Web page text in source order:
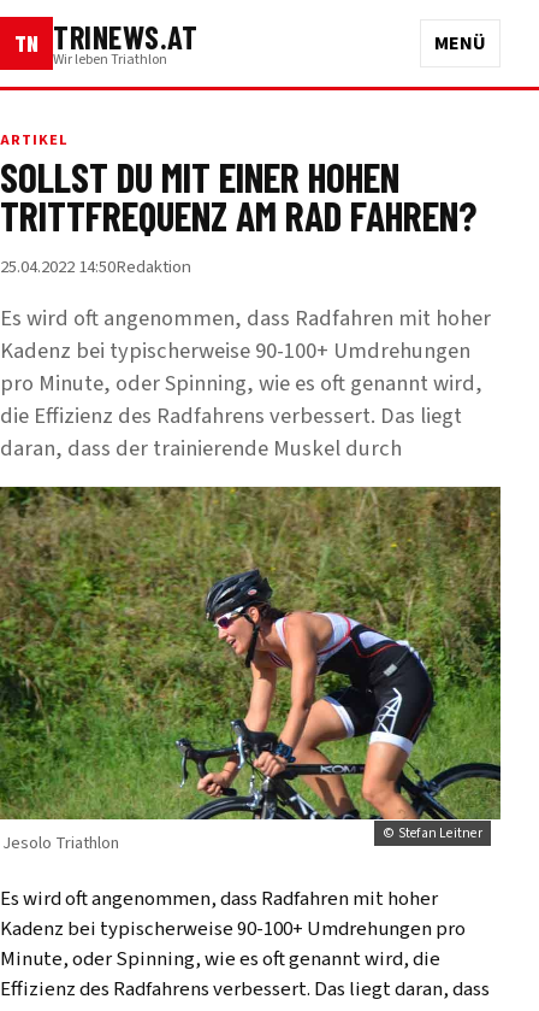
TN TRINEWS.AT
Wir leben Triathlon
MENÜ
ARTIKEL
SOLLST DU MIT EINER HOHEN
TRITTFREQUENZ AM RAD FAHREN?
25.04.2022 14:50Redaktion
Es wird oft angenommen, dass Radfahren mit hoher
Kadenz bei typischerweise 90-100+ Umdrehungen
pro Minute, oder Spinning, wie es oft genannt wird,
die Effizienz des Radfahrens verbessert. Das liegt
daran, dass der trainierende Muskel durch
© Stefan Leitner
Jesolo Triathlon
Es wird oft angenommen, dass Radfahren mit hoher
Kadenz bei typischerweise 90-100+ Umdrehungen pro
Minute, oder Spinning, wie es oft genannt wird, die
Effizienz des Radfahrens verbessert. Das liegt daran, dass